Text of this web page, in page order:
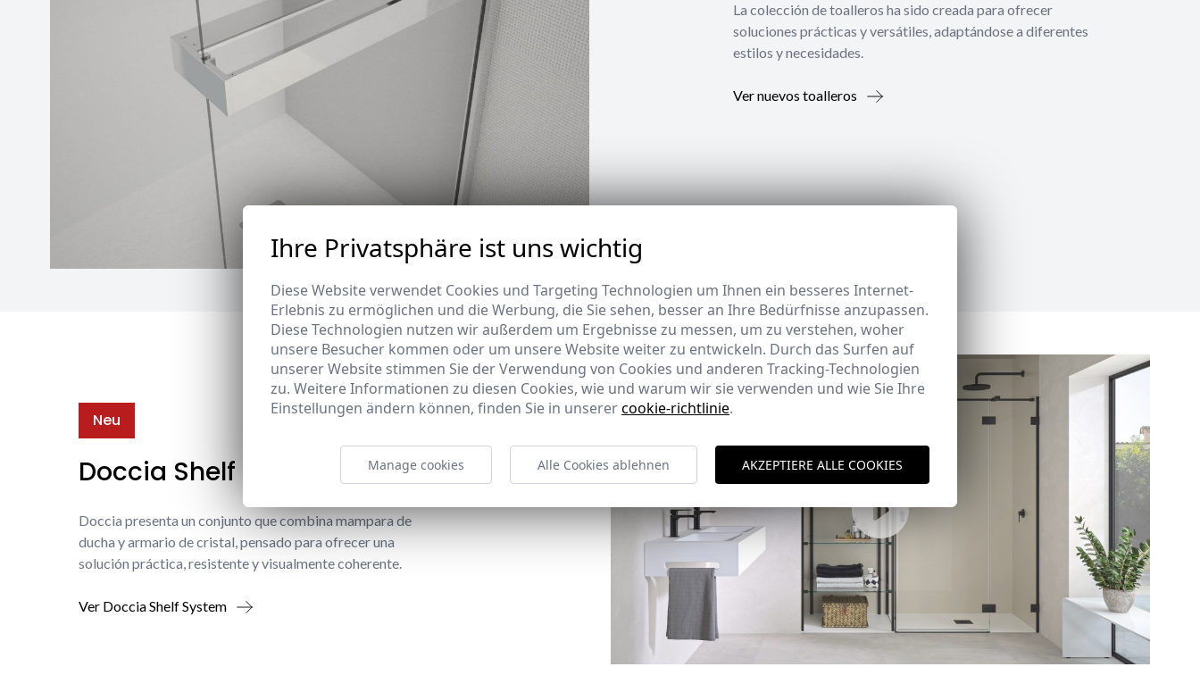
La colección de toalleros ha sido creada para ofrecer
soluciones prácticas y versátiles, adaptándose a diferentes
estilos y necesidades.
Ver nuevos toalleros
Neu
Doccia Shelf System
Doccia presenta un conjunto que combina mampara de
ducha y armario de cristal, pensado para ofrecer una
solución práctica, resistente y visualmente coherente.
Ver Doccia Shelf System
Ihre Privatsphäre ist uns wichtig
Diese Website verwendet Cookies und Targeting Technologien um Ihnen ein besseres Internet-
Erlebnis zu ermöglichen und die Werbung, die Sie sehen, besser an Ihre Bedürfnisse anzupassen.
Diese Technologien nutzen wir außerdem um Ergebnisse zu messen, um zu verstehen, woher
unsere Besucher kommen oder um unsere Website weiter zu entwickeln. Durch das Surfen auf
unserer Website stimmen Sie der Verwendung von Cookies und anderen Tracking-Technologien
zu. Weitere Informationen zu diesen Cookies, wie und warum wir sie verwenden und wie Sie Ihre
Einstellungen ändern können, finden Sie in unserercookie-richtlinie.
Manage cookies Alle Cookies ablehnen AKZEPTIERE ALLE COOKIES